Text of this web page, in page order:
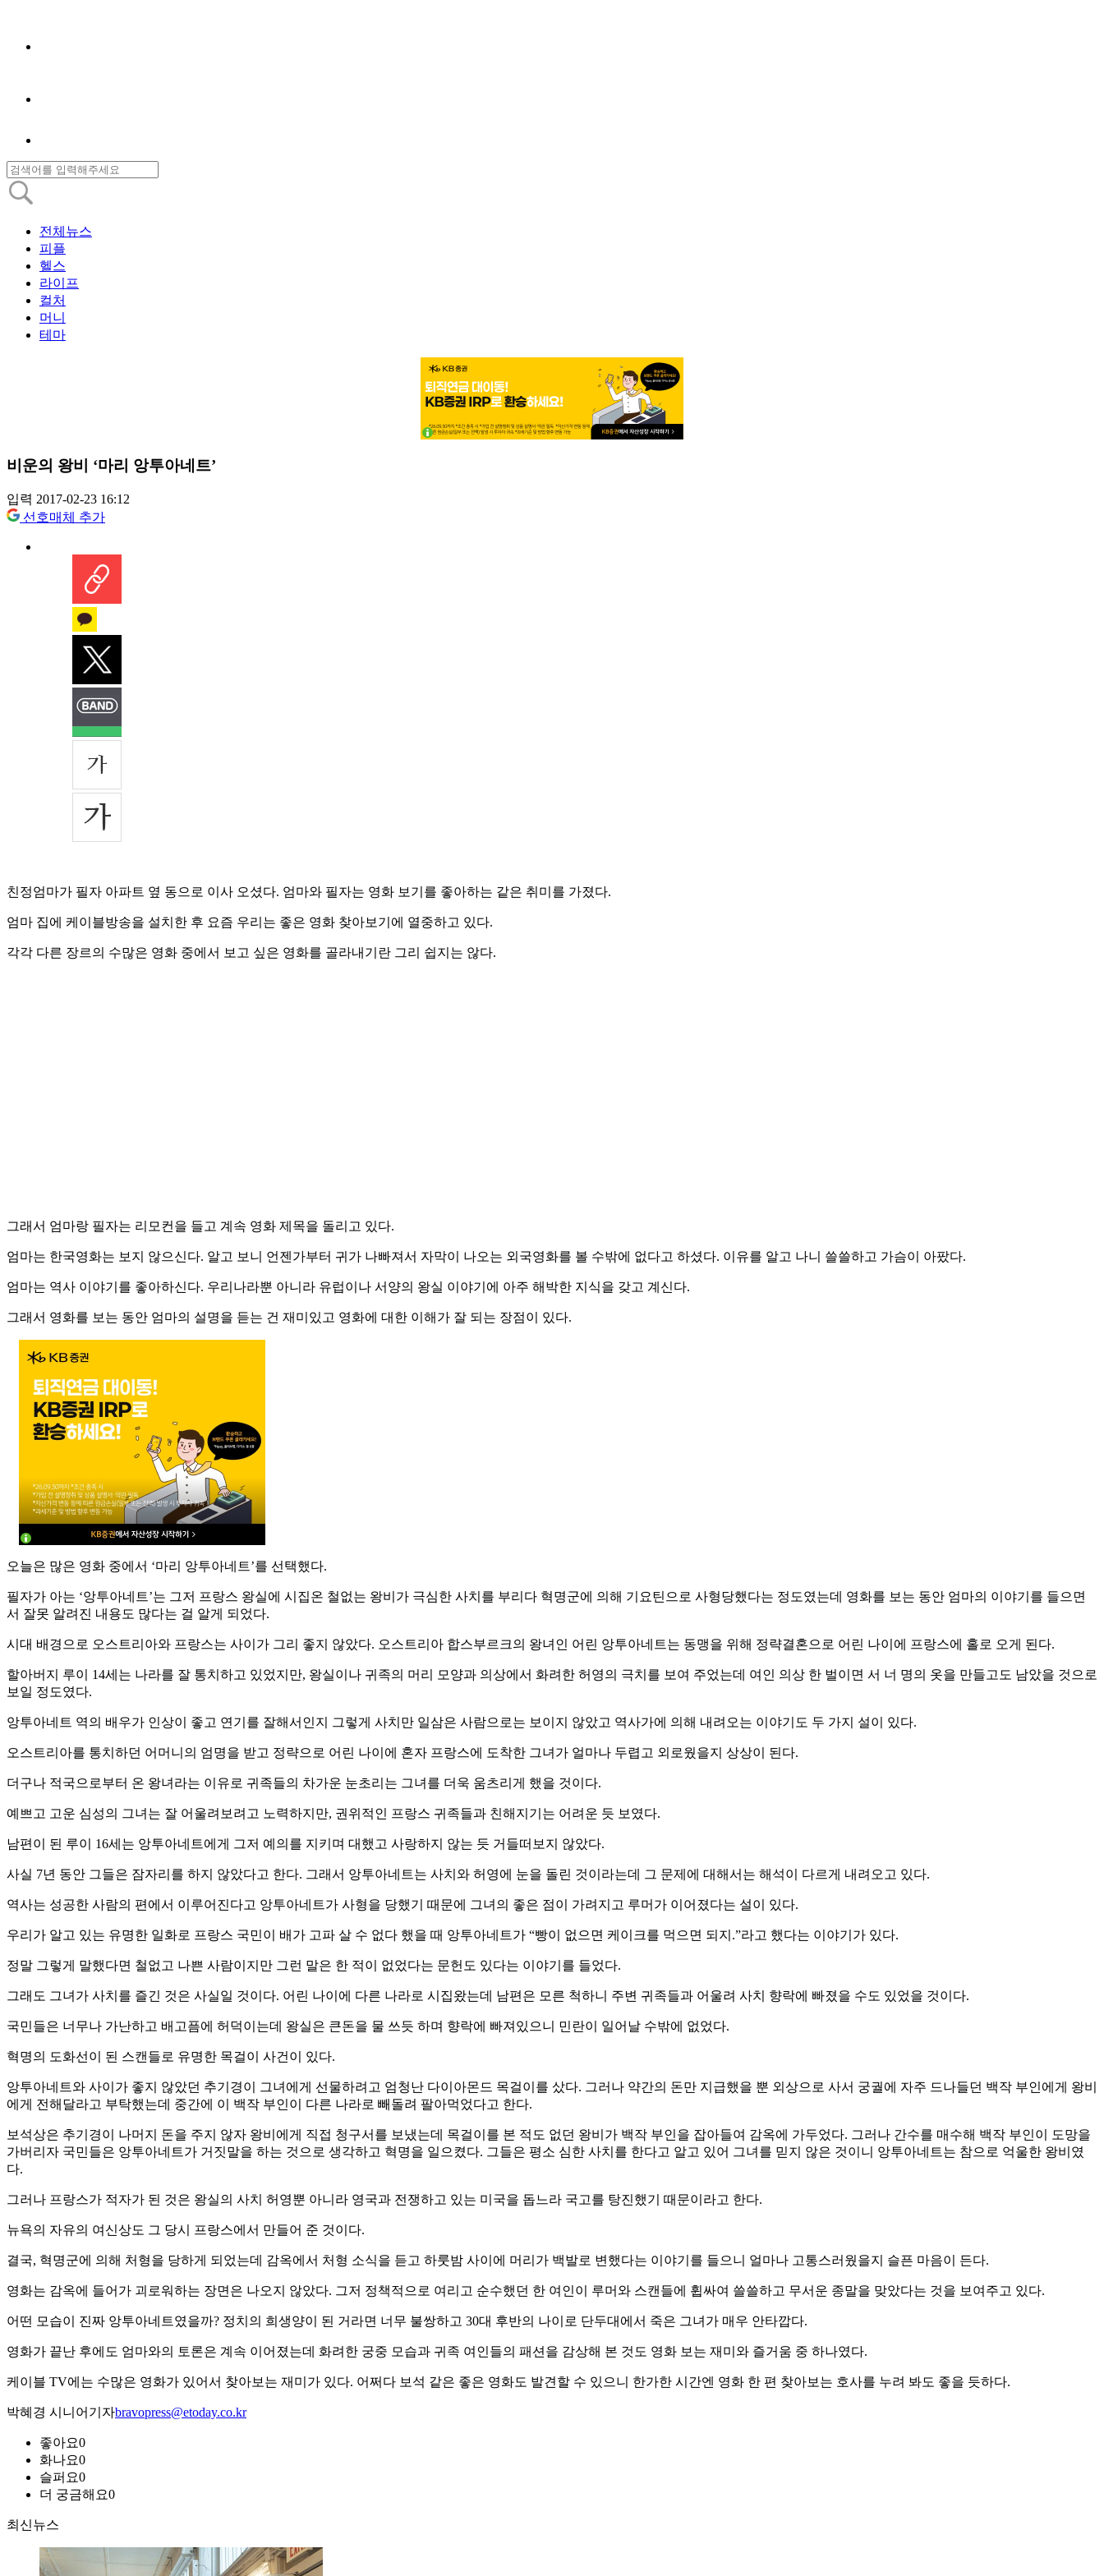
전체뉴스
피플
헬스
라이프
컬처
머니
테마
비운의 왕비 ‘마리 앙투아네트’
입력 2017-02-23 16:12
선호매체 추가
친정엄마가 필자 아파트 옆 동으로 이사 오셨다. 엄마와 필자는 영화 보기를 좋아하는 같은 취미를 가졌다.
엄마 집에 케이블방송을 설치한 후 요즘 우리는 좋은 영화 찾아보기에 열중하고 있다.
각각 다른 장르의 수많은 영화 중에서 보고 싶은 영화를 골라내기란 그리 쉽지는 않다.
그래서 엄마랑 필자는 리모컨을 들고 계속 영화 제목을 돌리고 있다.
엄마는 한국영화는 보지 않으신다. 알고 보니 언젠가부터 귀가 나빠져서 자막이 나오는 외국영화를 볼 수밖에 없다고 하셨다. 이유를 알고 나니 쓸쓸하고 가슴이 아팠다.
엄마는 역사 이야기를 좋아하신다. 우리나라뿐 아니라 유럽이나 서양의 왕실 이야기에 아주 해박한 지식을 갖고 계신다.
그래서 영화를 보는 동안 엄마의 설명을 듣는 건 재미있고 영화에 대한 이해가 잘 되는 장점이 있다.
오늘은 많은 영화 중에서 ‘마리 앙투아네트’를 선택했다.
필자가 아는 ‘앙투아네트’는 그저 프랑스 왕실에 시집온 철없는 왕비가 극심한 사치를 부리다 혁명군에 의해 기요틴으로 사형당했다는 정도였는데 영화를 보는 동안 엄마의 이야기를 들으면
서 잘못 알려진 내용도 많다는 걸 알게 되었다.
시대 배경으로 오스트리아와 프랑스는 사이가 그리 좋지 않았다. 오스트리아 합스부르크의 왕녀인 어린 앙투아네트는 동맹을 위해 정략결혼으로 어린 나이에 프랑스에 홀로 오게 된다.
할아버지 루이 14세는 나라를 잘 통치하고 있었지만, 왕실이나 귀족의 머리 모양과 의상에서 화려한 허영의 극치를 보여 주었는데 여인 의상 한 벌이면 서 너 명의 옷을 만들고도 남았을 것으로
보일 정도였다.
앙투아네트 역의 배우가 인상이 좋고 연기를 잘해서인지 그렇게 사치만 일삼은 사람으로는 보이지 않았고 역사가에 의해 내려오는 이야기도 두 가지 설이 있다.
오스트리아를 통치하던 어머니의 엄명을 받고 정략으로 어린 나이에 혼자 프랑스에 도착한 그녀가 얼마나 두렵고 외로웠을지 상상이 된다.
더구나 적국으로부터 온 왕녀라는 이유로 귀족들의 차가운 눈초리는 그녀를 더욱 움츠리게 했을 것이다.
예쁘고 고운 심성의 그녀는 잘 어울려보려고 노력하지만, 권위적인 프랑스 귀족들과 친해지기는 어려운 듯 보였다.
남편이 된 루이 16세는 앙투아네트에게 그저 예의를 지키며 대했고 사랑하지 않는 듯 거들떠보지 않았다.
사실 7년 동안 그들은 잠자리를 하지 않았다고 한다. 그래서 앙투아네트는 사치와 허영에 눈을 돌린 것이라는데 그 문제에 대해서는 해석이 다르게 내려오고 있다.
역사는 성공한 사람의 편에서 이루어진다고 앙투아네트가 사형을 당했기 때문에 그녀의 좋은 점이 가려지고 루머가 이어졌다는 설이 있다.
우리가 알고 있는 유명한 일화로 프랑스 국민이 배가 고파 살 수 없다 했을 때 앙투아네트가 “빵이 없으면 케이크를 먹으면 되지.”라고 했다는 이야기가 있다.
정말 그렇게 말했다면 철없고 나쁜 사람이지만 그런 말은 한 적이 없었다는 문헌도 있다는 이야기를 들었다.
그래도 그녀가 사치를 즐긴 것은 사실일 것이다. 어린 나이에 다른 나라로 시집왔는데 남편은 모른 척하니 주변 귀족들과 어울려 사치 향락에 빠졌을 수도 있었을 것이다.
국민들은 너무나 가난하고 배고픔에 허덕이는데 왕실은 큰돈을 물 쓰듯 하며 향락에 빠져있으니 민란이 일어날 수밖에 없었다.
혁명의 도화선이 된 스캔들로 유명한 목걸이 사건이 있다.
앙투아네트와 사이가 좋지 않았던 추기경이 그녀에게 선물하려고 엄청난 다이아몬드 목걸이를 샀다. 그러나 약간의 돈만 지급했을 뿐 외상으로 사서 궁궐에 자주 드나들던 백작 부인에게 왕비
에게 전해달라고 부탁했는데 중간에 이 백작 부인이 다른 나라로 빼돌려 팔아먹었다고 한다.
보석상은 추기경이 나머지 돈을 주지 않자 왕비에게 직접 청구서를 보냈는데 목걸이를 본 적도 없던 왕비가 백작 부인을 잡아들여 감옥에 가두었다. 그러나 간수를 매수해 백작 부인이 도망을
가버리자 국민들은 앙투아네트가 거짓말을 하는 것으로 생각하고 혁명을 일으켰다. 그들은 평소 심한 사치를 한다고 알고 있어 그녀를 믿지 않은 것이니 앙투아네트는 참으로 억울한 왕비였
다.
그러나 프랑스가 적자가 된 것은 왕실의 사치 허영뿐 아니라 영국과 전쟁하고 있는 미국을 돕느라 국고를 탕진했기 때문이라고 한다.
뉴욕의 자유의 여신상도 그 당시 프랑스에서 만들어 준 것이다.
결국, 혁명군에 의해 처형을 당하게 되었는데 감옥에서 처형 소식을 듣고 하룻밤 사이에 머리가 백발로 변했다는 이야기를 들으니 얼마나 고통스러웠을지 슬픈 마음이 든다.
영화는 감옥에 들어가 괴로워하는 장면은 나오지 않았다. 그저 정책적으로 여리고 순수했던 한 여인이 루머와 스캔들에 휩싸여 쓸쓸하고 무서운 종말을 맞았다는 것을 보여주고 있다.
어떤 모습이 진짜 앙투아네트였을까? 정치의 희생양이 된 거라면 너무 불쌍하고 30대 후반의 나이로 단두대에서 죽은 그녀가 매우 안타깝다.
영화가 끝난 후에도 엄마와의 토론은 계속 이어졌는데 화려한 궁중 모습과 귀족 여인들의 패션을 감상해 본 것도 영화 보는 재미와 즐거움 중 하나였다.
케이블 TV에는 수많은 영화가 있어서 찾아보는 재미가 있다. 어쩌다 보석 같은 좋은 영화도 발견할 수 있으니 한가한 시간엔 영화 한 편 찾아보는 호사를 누려 봐도 좋을 듯하다.
박혜경 시니어기자bravopress@etoday.co.kr
좋아요0
화나요0
슬퍼요0
더 궁금해요0
최신뉴스